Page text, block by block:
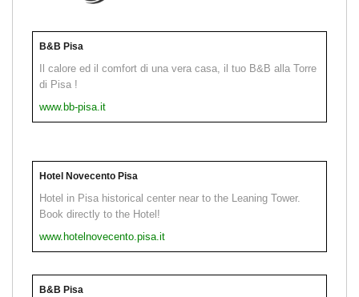
B&B Pisa
Il calore ed il comfort di una vera casa, il tuo B&B alla Torre
di Pisa !
www.bb-pisa.it
Hotel Novecento Pisa
Hotel in Pisa historical center near to the Leaning Tower.
Book directly to the Hotel!
www.hotelnovecento.pisa.it
B&B Pisa